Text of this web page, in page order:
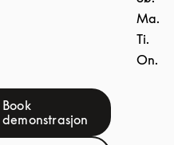
Book
demonstrasjonLink Opens in New Tab
Ma.
Ti.
On.